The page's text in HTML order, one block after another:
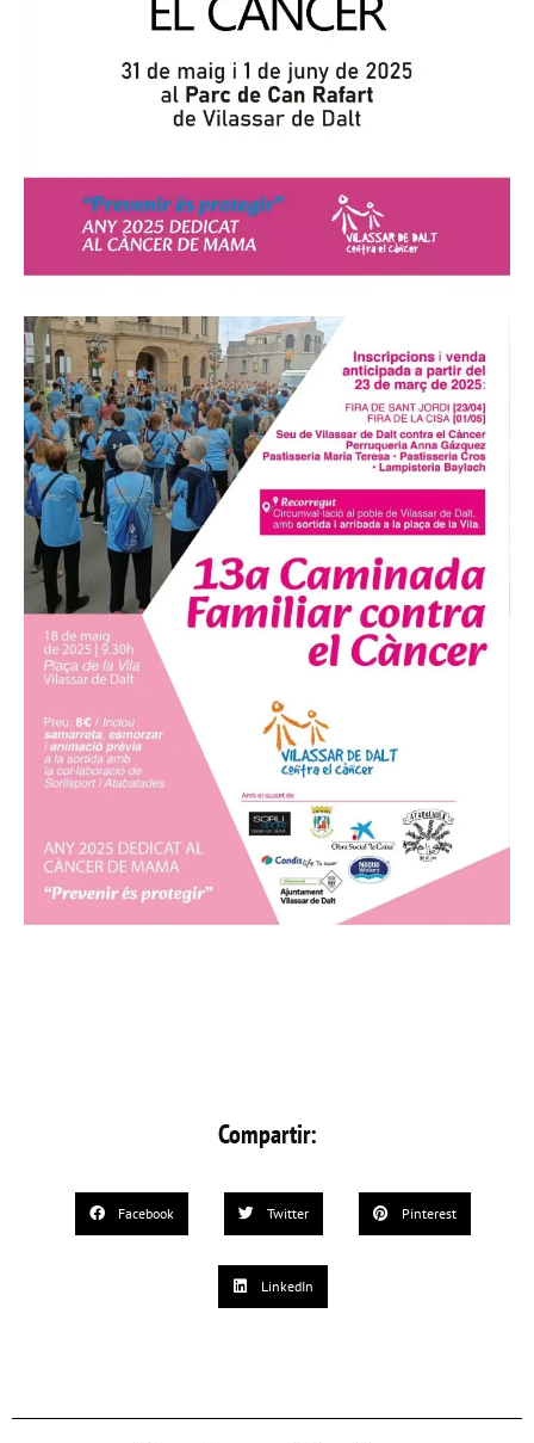
Compartir:
Facebook Twitter Pinterest
LinkedIn